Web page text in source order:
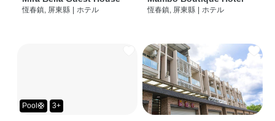
恆春鎮, 屏東縣 ホテル 恆春鎮, 屏東縣 ホテル
Pool🛟 3+